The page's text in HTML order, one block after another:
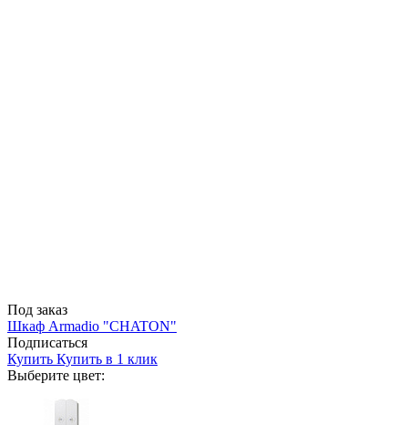
Под заказ
Шкаф Armadio "CHATON"
Подписаться
Купить Купить в 1 клик
Выберите цвет: